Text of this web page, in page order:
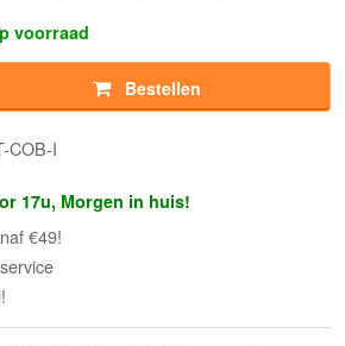
voorraad
Bestellen
COB-I
17u, Morgen in huis!
€49!